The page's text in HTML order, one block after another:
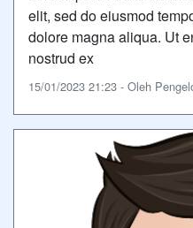
elit, sed do eiusmod
dolore magna aliqua. Ut
nostrud ex
15/01/2023 21:23 - Oleh